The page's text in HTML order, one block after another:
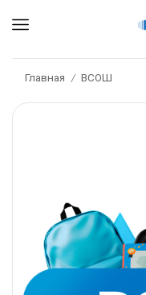
Главная / ВСОШ